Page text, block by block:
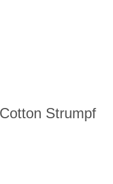
Strumpf